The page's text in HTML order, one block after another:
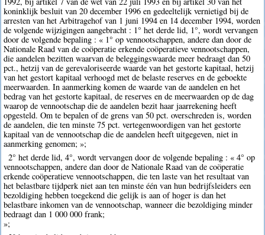
koninklijk besluit van 20 december 1996 en gedeeltelijk vernietigd bij de
arresten van het Arbitragehof van 1 juni 1994 en 14 december 1994, worden
de volgende wijzigingen aangebracht : 1° het derde lid, 1°, wordt vervangen
door de volgende bepaling : « 1° op vennootschappen, andere dan door de
Nationale Raad van de coöperatie erkende coöperatieve vennootschappen,
die aandelen bezitten waarvan de beleggingswaarde meer bedraagt dan 50
pct., hetzij van de gerevaloriseerde waarde van het gestorte kapitaal, hetzij
van het gestort kapitaal verhoogd met de belaste reserves en de geboekte
meerwaarden. In aanmerking komen de waarde van de aandelen en het
bedrag van het gestorte kapitaal, de reserves en de meerwaarden op de dag
waarop de vennootschap die de aandelen bezit haar jaarrekening heeft
opgesteld. Om te bepalen of de grens van 50 pct. overschreden is, worden
de aandelen, die ten minste 75 pct. vertegenwoordigen van het gestorte
kapitaal van de vennootschap die de aandelen heeft uitgegeven, niet in
aanmerking genomen; »;
2° het derde lid, 4°, wordt vervangen door de volgende bepaling : « 4° op
vennootschappen, andere dan door de Nationale Raad van de coöperatie
erkende coöperatieve vennootschappen, die ten laste van het resultaat van
het belastbare tijdperk niet aan ten minste één van hun bedrijfsleiders een
bezoldiging hebben toegekend die gelijk is aan of hoger is dan het
belastbare inkomen van de vennootschap, wanneer die bezoldiging minder
bedraagt dan 1 000 000 frank;
»;